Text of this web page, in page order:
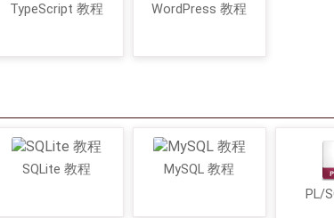
TypeScript 教程 WordPress 教程
SQLite 教程
MySQL 教程
PL/